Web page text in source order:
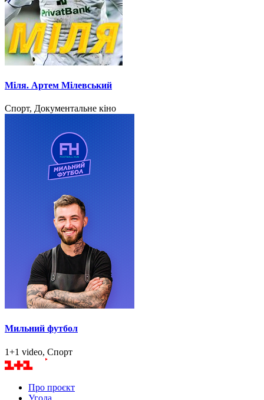
Міля. Артем Мілевський
Спорт, Документальне кіно
Мильний футбол
1+1 video, Спорт
Про проєкт
Угода